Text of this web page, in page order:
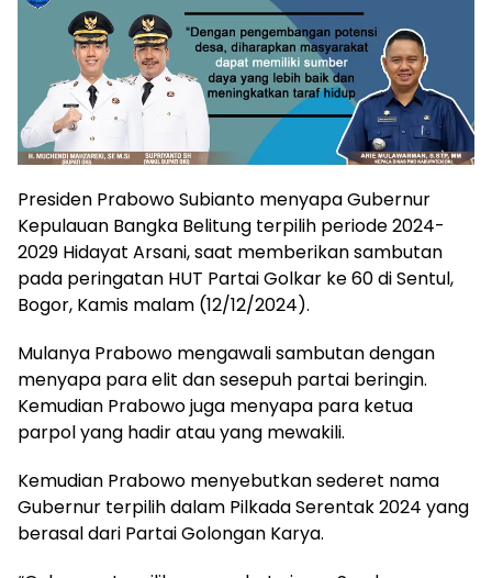
Presiden Prabowo Subianto menyapa Gubernur
Kepulauan Bangka Belitung terpilih periode 2024-
2029 Hidayat Arsani, saat memberikan sambutan
pada peringatan HUT Partai Golkar ke 60 di Sentul,
Bogor, Kamis malam (12/12/2024).
Mulanya Prabowo mengawali sambutan dengan
menyapa para elit dan sesepuh partai beringin.
Kemudian Prabowo juga menyapa para ketua
parpol yang hadir atau yang mewakili.
Kemudian Prabowo menyebutkan sederet nama
Gubernur terpilih dalam Pilkada Serentak 2024 yang
berasal dari Partai Golongan Karya.